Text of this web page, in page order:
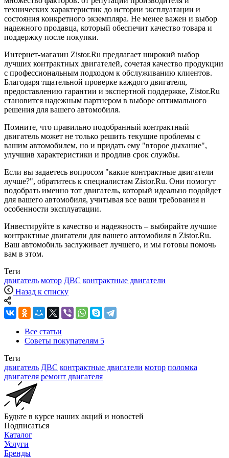
технических характеристик до истории эксплуатации и
состояния конкретного экземпляра. Не менее важен и выбор
надежного продавца, который обеспечит качество товара и
поддержку после покупки.
Интернет-магазин Zistor.Ru предлагает широкий выбор
лучших контрактных двигателей, сочетая качество продукции
с профессиональным подходом к обслуживанию клиентов.
Благодаря тщательной проверке каждого двигателя,
предоставлению гарантии и экспертной поддержке, Zistor.Ru
становится надежным партнером в выборе оптимального
решения для вашего автомобиля.
Помните, что правильно подобранный контрактный
двигатель может не только решить текущие проблемы с
вашим автомобилем, но и придать ему "второе дыхание",
улучшив характеристики и продлив срок службы.
Если вы задаетесь вопросом "какие контрактные двигатели
лучше?", обратитесь к специалистам Zistor.Ru. Они помогут
подобрать именно тот двигатель, который идеально подойдет
для вашего автомобиля, учитывая все ваши требования и
особенности эксплуатации.
Инвестируйте в качество и надежность – выбирайте лучшие
контрактные двигатели для вашего автомобиля в Zistor.Ru.
Ваш автомобиль заслуживает лучшего, и мы готовы помочь
вам в этом.
Теги
двигатель мотор ДВС контрактные двигатели
Назад к списку
Все статьи
Советы покупателям 5
Теги
двигатель ДВС контрактные двигатели мотор поломка
двигателя ремонт двигателя
Будьте в курсе наших акций и новостей
Подписаться
Каталог
Услуги
Бренды